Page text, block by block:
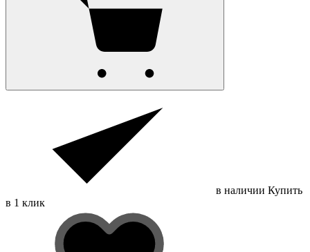
в наличии Купить
в 1 клик